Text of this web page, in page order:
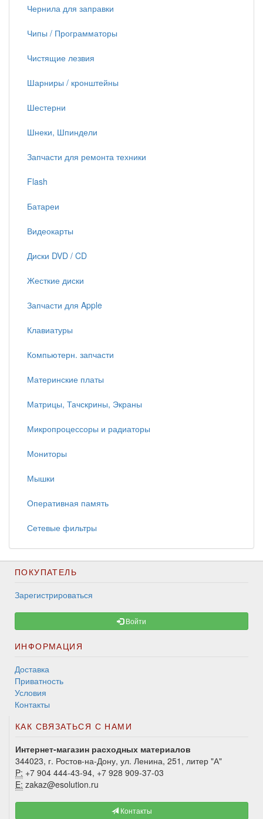
Чернила для заправки
Чипы / Программаторы
Чистящие лезвия
Шарниры / кронштейны
Шестерни
Шнеки, Шпиндели
Запчасти для ремонта техники
Flash
Батареи
Видеокарты
Диски DVD / CD
Жесткие диски
Запчасти для Apple
Клавиатуры
Компьютерн. запчасти
Материнские платы
Матрицы, Тачскрины, Экраны
Микропроцессоры и радиаторы
Мониторы
Мышки
Оперативная память
Сетевые фильтры
ПОКУПАТЕЛЬ
Зарегистрироваться
Войти
ИНФОРМАЦИЯ
Доставка
Приватность
Условия
Контакты
КАК СВЯЗАТЬСЯ С НАМИ
Интернет-магазин расходных материалов
344023, г. Ростов-на-Дону, ул. Ленина, 251, литер "А"
P: +7 904 444-43-94, +7 928 909-37-03
E: zakaz@esolution.ru
Контакты